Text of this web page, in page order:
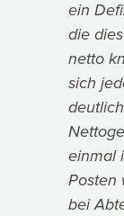
ein
die
netto
sich
einmal
Posten
bei